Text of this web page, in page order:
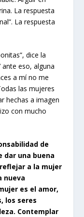
La respuesta
La respuesta
dice la
eso, alguna
a mí no me
las mujeres
hechas a imagen
con mucho
de
dar una buena
a la mujer
nueva
es el amor,
los seres
Contemplar